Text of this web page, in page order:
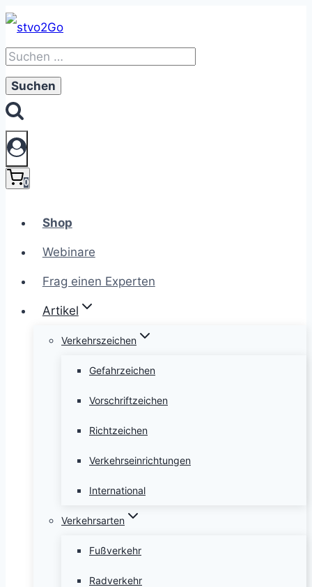
Zum
Inhalt
springen
Suchen
nach:
0
Shop
Webinare
Frag einen Experten
Artikel
Verkehrszeichen
Gefahrzeichen
Vorschriftzeichen
Richtzeichen
Verkehrseinrichtungen
International
Verkehrsarten
Fußverkehr
Radverkehr